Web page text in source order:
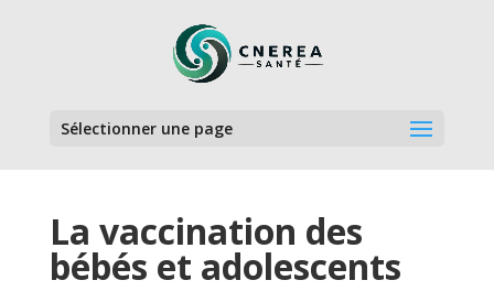
Sélectionner une page
La vaccination des
bébés et adolescents